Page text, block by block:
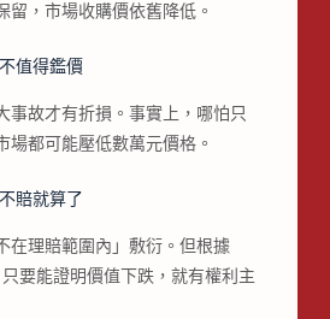
留，市場收購價依舊降低。
值得鑑價
事故才有折損。事實上，哪怕只
場都可能壓低數萬元價格。
賠就算了
在理賠範圍內」敷衍。但根據
只要能證明價值下跌，就有權利主